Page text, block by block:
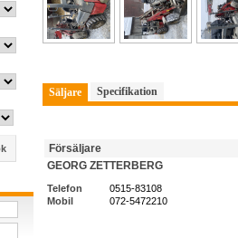
Säljare Specifikation
Försäljare
GEORG ZETTERBERG
Telefon
0515-83108
Mobil
072-5472210